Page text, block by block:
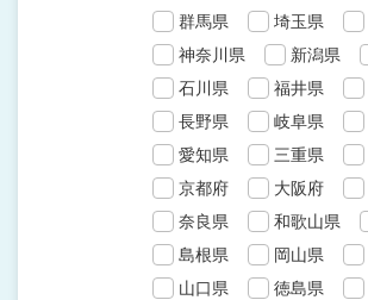
群馬県
埼玉県
神奈川県
新潟県
石川県
福井県
長野県
岐阜県
愛知県
三重県
京都府
大阪府
奈良県
和歌山県
島根県
岡山県
山口県
徳島県